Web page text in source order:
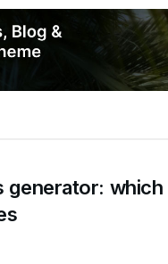
generator: which